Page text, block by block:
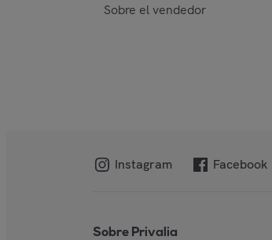
Sobre el vendedor
Instagram Facebook
Sobre Privalia